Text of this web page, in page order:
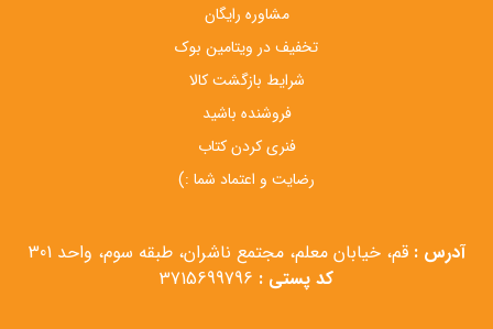
مشاوره رایگان
تخفیف در ویتامین بوک
شرایط بازگشت کالا
فروشنده باشید
فنری کردن کتاب
رضایت و اعتماد شما :)
آدرس : قم، خیابان معلم، مجتمع ناشران، طبقه سوم، واحد 301
کد پستی :